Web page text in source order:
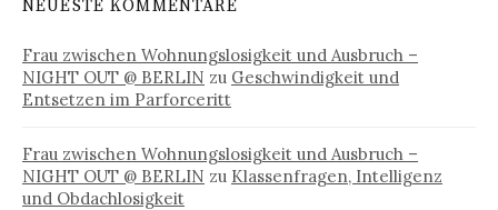
NEUESTE KOMMENTARE
Frau zwischen Wohnungslosigkeit und Ausbruch –
NIGHT OUT @ BERLIN zu Geschwindigkeit und
Entsetzen im Parforceritt
Frau zwischen Wohnungslosigkeit und Ausbruch –
NIGHT OUT @ BERLIN zu Klassenfragen, Intelligenz
und Obdachlosigkeit